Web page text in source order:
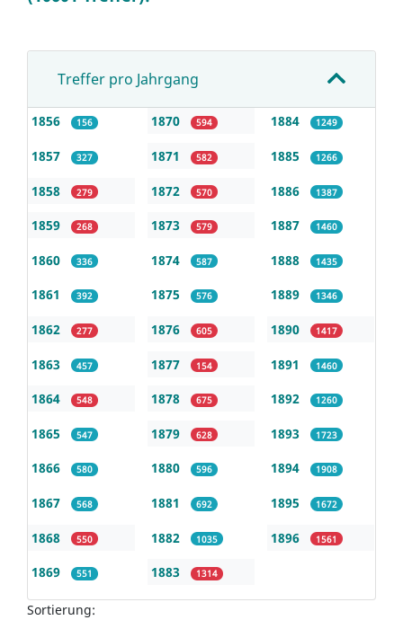
Treffer pro Jahrgang
1856 156
1857 327
1858 279
1859 268
1860 336
1861 392
1862 277
1863 457
1864 548
1865 547
1866 580
1867 568
1868 550
1869 551
1870 594
1871 582
1872 570
1873 579
1874 587
1875 576
1876 605
1877 154
1878 675
1879 628
1880 596
1881 692
1882 1035
1883 1314
1884 1249
1885 1266
1886 1387
1887 1460
1888 1435
1889 1346
1890 1417
1891 1460
1892 1260
1893 1723
1894 1908
1895 1672
1896 1561
Sortierung: